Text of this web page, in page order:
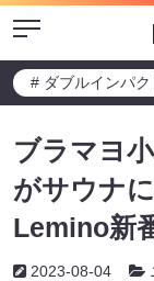
Menu
# ダブルインパ
ブラマヨ
がサウナ
Lemino新
2023-08-04